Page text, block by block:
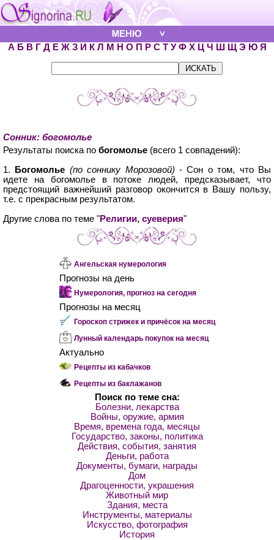
А Б В Г Д Е Ж З И К Л М Н О П Р С Т У Ф Х Ц Ч Ш Щ Э Ю Я
Сонник: богомолье
Результаты поиска по богомолье (всего 1 совпадений):
1.
Богомолье (по соннику Морозовой) - Сон о том, что Вы
идете на богомолье в потоке людей, предсказывает, что
предстоящий важнейший разговор окончится в Вашу пользу,
т.е. с прекрасным результатом.
Другие слова по теме "Религии, суеверия"
Ангельская нумерология
Прогнозы на день
Нумерология, прогноз на сегодня
Прогнозы на месяц
Гороскоп стрижек и причёсок на месяц
Лунный календарь покупок на месяц
Актуально
Рецепты из кабачков
Рецепты из баклажанов
Поиск по теме сна:
Болезни, лекарства
Войны, оружие, армия
Время, времена года, месяцы
Государство, законы, политика
Действия, события, занятия
Деньги, работа
Документы, бумаги, награды
Дом
Драгоценности, украшения
Животный мир
Здания, места
Инструменты, материалы
Искусство, фотография
История